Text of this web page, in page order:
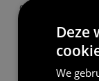
een logische
Deze
We